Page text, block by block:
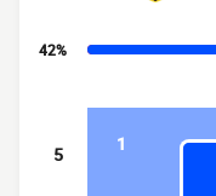
42%
5 1